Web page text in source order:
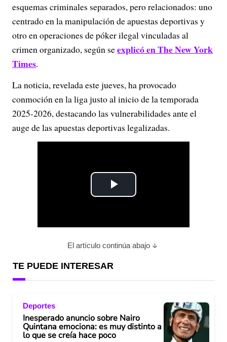
esquemas criminales separados, pero relacionados: uno
centrado en la manipulación de apuestas deportivas y
otro en operaciones de póker ilegal vinculadas al
crimen organizado, según seexplicó en The New York
Times.
La noticia, revelada este jueves, ha provocado
conmoción en la liga justo al inicio de la temporada
2025-2026, destacando las vulnerabilidades ante el
auge de las apuestas deportivas legalizadas.
P
a
d
El artículo continúa abajo
TE PUEDE INTERESAR
Deportes
Inesperado anuncio sobre Nairo
Quintana emociona: es muy distinto a
lo que se creía hace poco